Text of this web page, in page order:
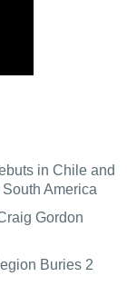
in Chile and
America
Gordon
Buries 2